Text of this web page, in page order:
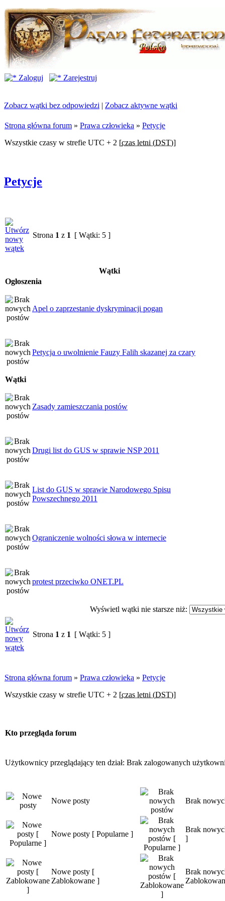
Zaloguj Zarejestruj
Zobacz wątki bez odpowiedzi | Zobacz aktywne wątki
Strona główna forum » Prawa człowieka » Petycje
Wszystkie czasy w strefie UTC + 2 [czas letni (DST)]
Petycje
Strona 1 z 1 [ Wątki: 5 ]
Wątki
Ogłoszenia
Apel o zaprzestanie dyskryminacji pogan
Petycja o uwolnienie Fauzy Falih skazanej za czary
Wątki
Zasady zamieszczania postów
Drugi list do GUS w sprawie NSP 2011
List do GUS w sprawie Narodowego Spisu
Powszechnego 2011
Ograniczenie wolności słowa w internecie
protest przeciwko ONET.PL
Wyświetl wątki nie starsze niż:
Strona 1 z 1 [ Wątki: 5 ]
Strona główna forum » Prawa człowieka » Petycje
Wszystkie czasy w strefie UTC + 2 [czas letni (DST)]
Kto przegląda forum
Użytkownicy przeglądający ten dział: Brak zalogowanych
Nowe posty Brak
Nowe posty [ Popularne ]
Brak
]
Nowe posty [
Zablokowane ]
Brak